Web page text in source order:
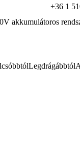
+36 1
akkumulátoros
Legdrágábbtól